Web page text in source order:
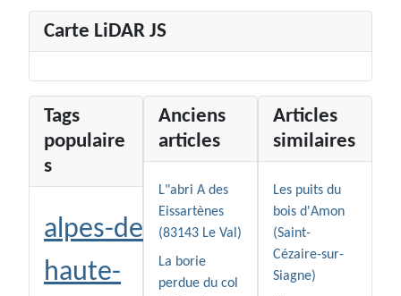
Carte LiDAR JS
Tags
populaire
s
alpes-de-
haute-
Anciens
articles
L"abri A des
Eissartènes
(83143 Le Val)
La borie
perdue du col
Articles
similaires
Les puits du
bois d'Amon
(Saint-
Cézaire-sur-
Siagne)